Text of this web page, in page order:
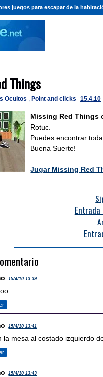
juegos para escapar de la
Things
Ocultos , Point and clicks 15.4.10
Missing Red Things
Rotuc.
Puedes encontrar
Buena Suerte!
Jugar Missing Red
15/4/10 13:39
15/4/10 13:41
la mesa al costado izquierdo
15/4/10 13:43